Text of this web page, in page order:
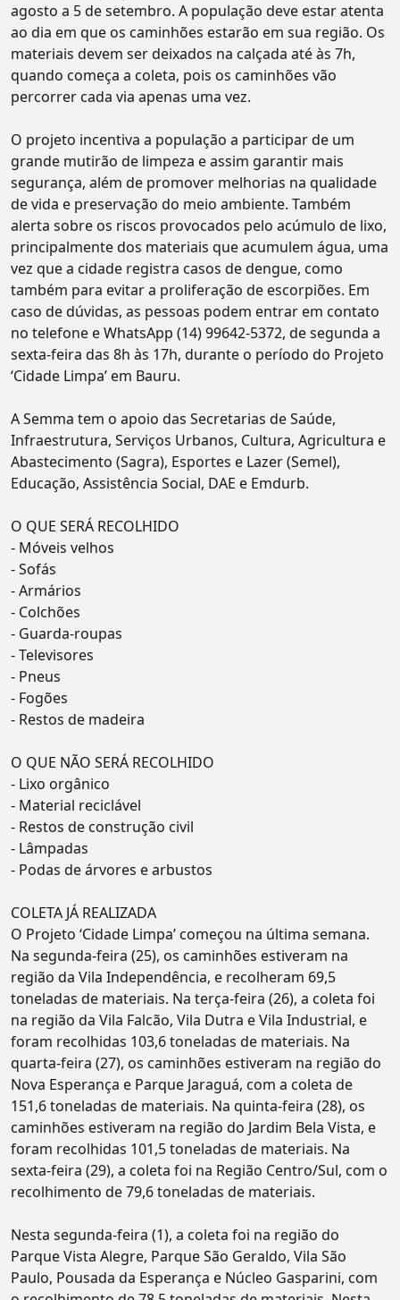
agosto a 5 de setembro. A população deve estar atenta
ao dia em que os caminhões estarão em sua região. Os
materiais devem ser deixados na calçada até às 7h,
quando começa a coleta, pois os caminhões vão
percorrer cada via apenas uma vez.
O projeto incentiva a população a participar de um
grande mutirão de limpeza e assim garantir mais
segurança, além de promover melhorias na qualidade
de vida e preservação do meio ambiente. Também
alerta sobre os riscos provocados pelo acúmulo de lixo,
principalmente dos materiais que acumulem água, uma
vez que a cidade registra casos de dengue, como
também para evitar a proliferação de escorpiões. Em
caso de dúvidas, as pessoas podem entrar em contato
no telefone e WhatsApp (14) 99642-5372, de segunda a
sexta-feira das 8h às 17h, durante o período do Projeto
‘Cidade Limpa’ em Bauru.
A Semma tem o apoio das Secretarias de Saúde,
Infraestrutura, Serviços Urbanos, Cultura, Agricultura e
Abastecimento (Sagra), Esportes e Lazer (Semel),
Educação, Assistência Social, DAE e Emdurb.
O QUE SERÁ RECOLHIDO
- Móveis velhos
- Sofás
- Armários
- Colchões
- Guarda-roupas
- Televisores
- Pneus
- Fogões
- Restos de madeira
O QUE NÃO SERÁ RECOLHIDO
- Lixo orgânico
- Material reciclável
- Restos de construção civil
- Lâmpadas
- Podas de árvores e arbustos
COLETA JÁ REALIZADA
O Projeto ‘Cidade Limpa’ começou na última semana.
Na segunda-feira (25), os caminhões estiveram na
região da Vila Independência, e recolheram 69,5
toneladas de materiais. Na terça-feira (26), a coleta foi
na região da Vila Falcão, Vila Dutra e Vila Industrial, e
foram recolhidas 103,6 toneladas de materiais. Na
quarta-feira (27), os caminhões estiveram na região do
Nova Esperança e Parque Jaraguá, com a coleta de
151,6 toneladas de materiais. Na quinta-feira (28), os
caminhões estiveram na região do Jardim Bela Vista, e
foram recolhidas 101,5 toneladas de materiais. Na
sexta-feira (29), a coleta foi na Região Centro/Sul, com o
recolhimento de 79,6 toneladas de materiais.
Nesta segunda-feira (1), a coleta foi na região do
Parque Vista Alegre, Parque São Geraldo, Vila São
Paulo, Pousada da Esperança e Núcleo Gasparini, com